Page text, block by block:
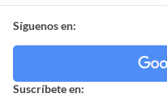
Síguenos en:
Suscríbete en: